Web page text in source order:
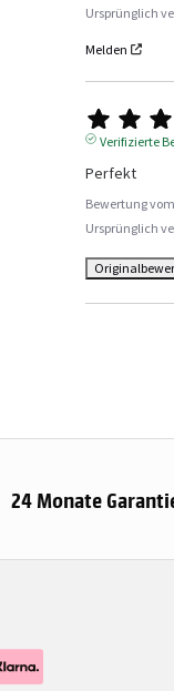
Ursprünglich
Melden
Verifizierte
Perfekt
Bewertung
Ursprünglich
24 Monate